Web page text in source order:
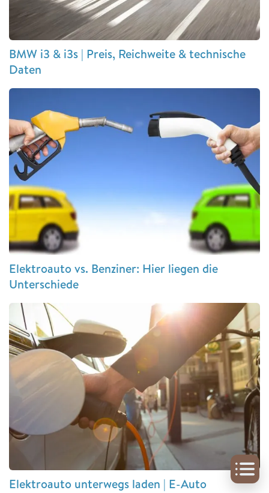
BMW i3 & i3s | Preis, Reichweite & technische
Daten
Elektroauto vs. Benziner: Hier liegen die
Unterschiede
Elektroauto unterwegs laden | E-Auto